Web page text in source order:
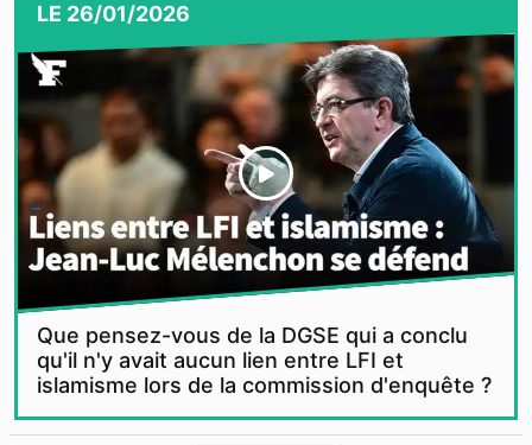
LE 26/01/2026
Que pensez-vous de la DGSE qui a conclu
qu'il n'y avait aucun lien entre LFI et
islamisme lors de la commission d'enquête ?